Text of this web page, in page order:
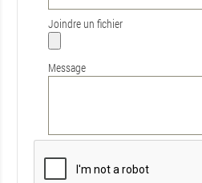
Joindre un fichier
Message